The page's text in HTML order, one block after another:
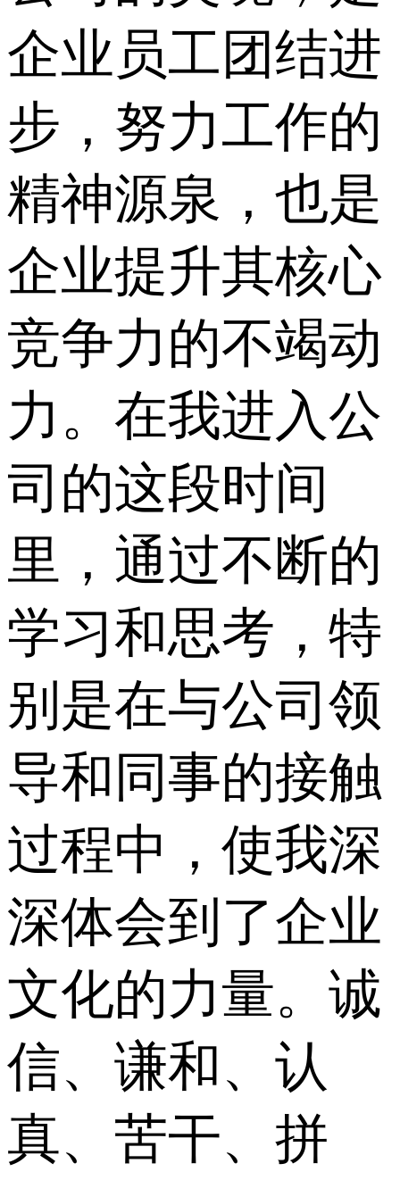
企业员工团结进
步，努力工作的
精神源泉，也是
企业提升其核心
竞争力的不竭动
力。在我进入公
司的这段时间
里，通过不断的
学习和思考，特
别是在与公司领
导和同事的接触
过程中，使我深
深体会到了企业
文化的力量。诚
信、谦和、认
真、苦干、拼